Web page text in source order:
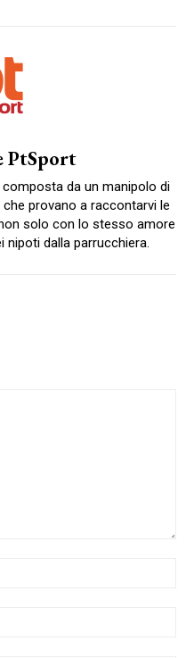
PtSport
da un manipolo di
provano a raccontarvi le
solo con lo stesso amore
nipoti dalla parrucchiera.